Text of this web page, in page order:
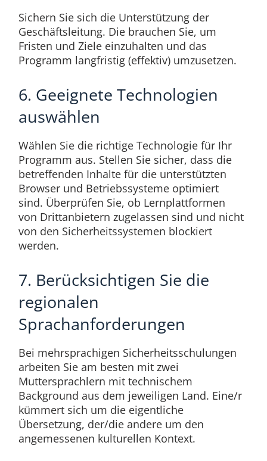
Sichern Sie sich die Unterstützung der
Geschäftsleitung. Die brauchen Sie, um
Fristen und Ziele einzuhalten und das
Programm langfristig (effektiv) umzusetzen.
6. Geeignete Technologien
auswählen
Wählen Sie die richtige Technologie für Ihr
Programm aus. Stellen Sie sicher, dass die
betreffenden Inhalte für die unterstützten
Browser und Betriebssysteme optimiert
sind. Überprüfen Sie, ob Lernplattformen
von Drittanbietern zugelassen sind und nicht
von den Sicherheitssystemen blockiert
werden.
7. Berücksichtigen Sie die
regionalen
Sprachanforderungen
Bei mehrsprachigen Sicherheitsschulungen
arbeiten Sie am besten mit zwei
Muttersprachlern mit technischem
Background aus dem jeweiligen Land. Eine/r
kümmert sich um die eigentliche
Übersetzung, der/die andere um den
angemessenen kulturellen Kontext.